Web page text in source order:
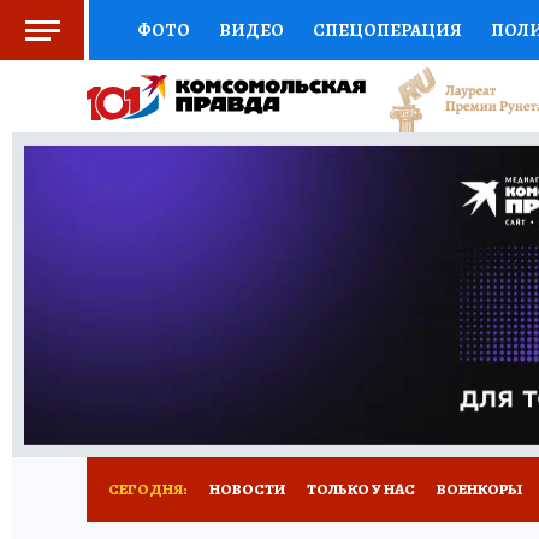
ФОТО ВИДЕО СПЕЦОПЕРАЦИЯ
СОЦПОДДЕРЖКА НАУКА СПОРТ
ВЫБОР ЭКСПЕРТОВ ДОКТОР
ПРОГНОЗЫ НА СПОРТ
НОВОЕ
СЕГОДНЯ: НОВОСТИ ТОЛЬКО У НАС ВОЕНКОРЫ